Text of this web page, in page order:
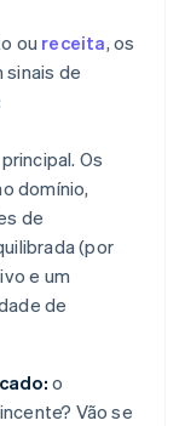
ou receita, os
de
Os
domínio,
de
(por
e um
de
o
Vão se